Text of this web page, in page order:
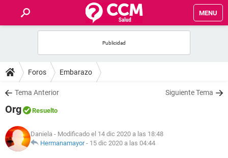
MENU
FOROS
SALUD
FAMILIA
NUTRICIÓN
Foros Embarazo
Tema Anterior Siguiente Tema
Org Resuelto
Daniela - Modificado el 14 dic 2020 a las 18:48
Hermanamayor- 15 dic 2020 a las 04:44